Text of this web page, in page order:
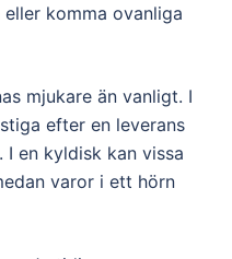
komma ovanliga
mjukare än vanligt. I
efter en leverans
I en kyldisk kan vissa
varor i ett hörn